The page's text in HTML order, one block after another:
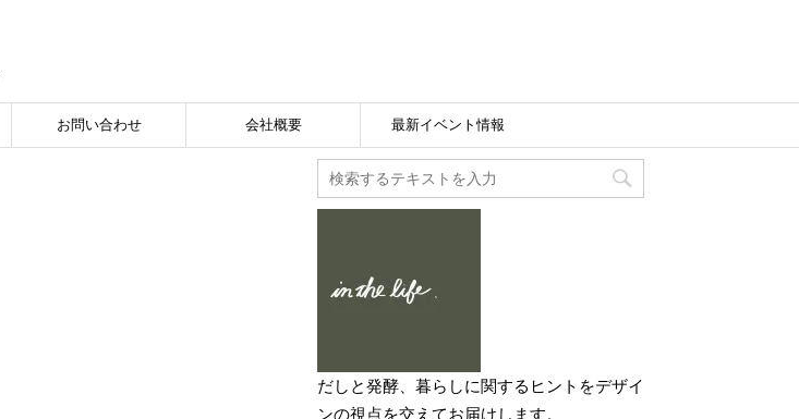
お問い合わせ 会社概要 最新イベント情報
だしと発酵、暮らしに関するヒントをデザイ
ンの視点を交えてお届けします。